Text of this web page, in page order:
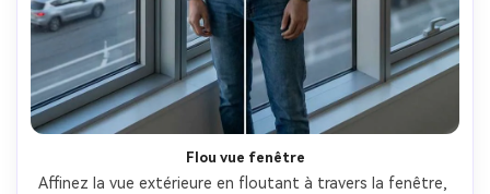
Flou vue fenêtre
Affinez la vue extérieure en floutant à travers la fenêtre,